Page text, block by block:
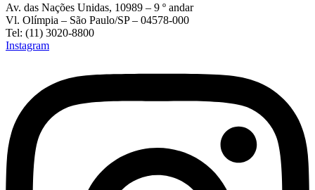
Av. das Nações Unidas, 10989 – 9 º andar
Vl. Olímpia – São Paulo/SP – 04578-000
Tel: (11) 3020-8800
Instagram